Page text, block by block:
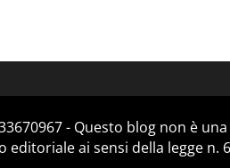
- Questo blog non è
ai sensi della legge n.